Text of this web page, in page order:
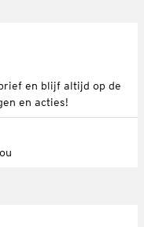
en blijf altijd op de
en acties!